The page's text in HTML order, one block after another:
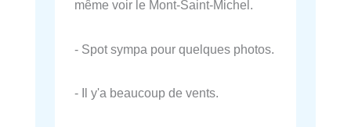
même voir le Mont-Saint-Michel.
- Spot sympa pour quelques photos.
- Il y'a beaucoup de vents.